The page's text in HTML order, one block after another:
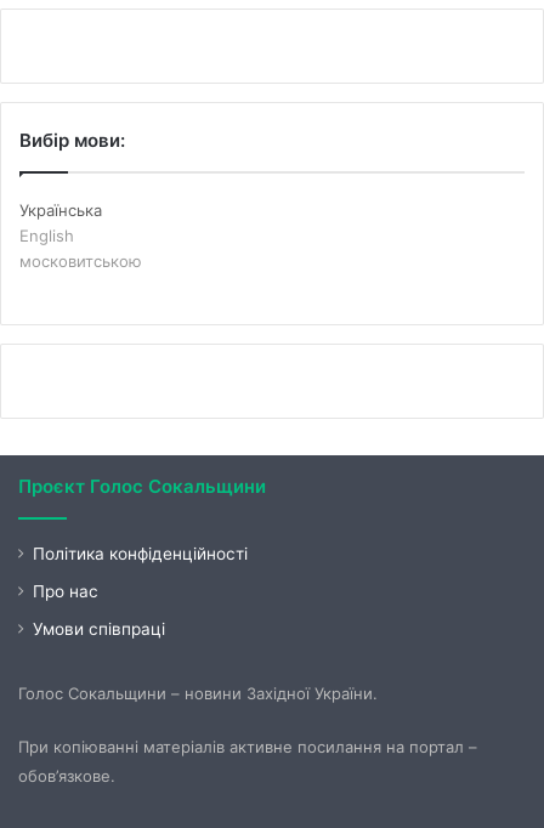
Вибір мови:
Українська
English
московитською
Проєкт Голос Сокальщини
Політика конфіденційності
Про нас
Умови співпраці
Голос Сокальщини – новини Західної України.
При копіюванні матеріалів активне посилання на портал –
обов’язкове.